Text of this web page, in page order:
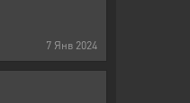
7 Янв 2024